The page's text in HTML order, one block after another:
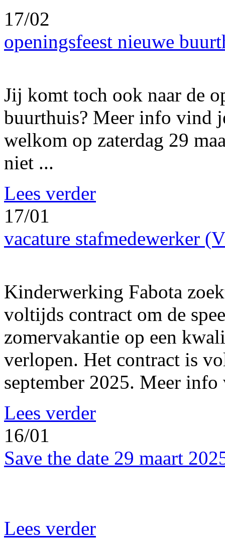
17/02
openingsfeest nieuwe
Jij komt toch ook naar de
buurthuis? Meer info vind
welkom op zaterdag 29
niet ...
Lees verder
17/01
vacature stafmedewerker
Kinderwerking Fabota
voltijds contract om de
zomervakantie op een
verlopen. Het contract is
september 2025. Meer
Lees verder
16/01
Save the date 29 maart
Lees verder